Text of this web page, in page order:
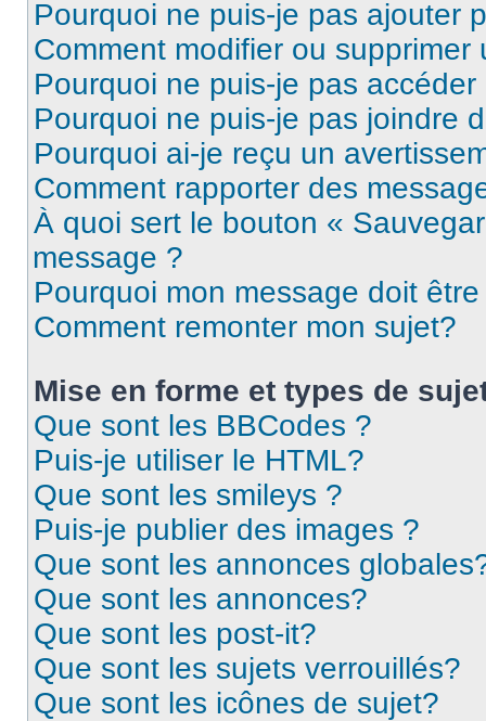
Pourquoi ne puis-je pas ajouter
Comment modifier ou supprimer
Pourquoi ne puis-je pas
Pourquoi ne puis-je pas joindre
Pourquoi ai-je reçu un
Comment rapporter des
À quoi sert le bouton «
message ?
Pourquoi mon message doit
Comment remonter mon sujet?
Mise en forme et types de
Que sont les BBCodes ?
Puis-je utiliser le HTML?
Que sont les smileys ?
Puis-je publier des images ?
Que sont les annonces
Que sont les annonces?
Que sont les post-it?
Que sont les sujets verrouillés?
Que sont les icônes de sujet?